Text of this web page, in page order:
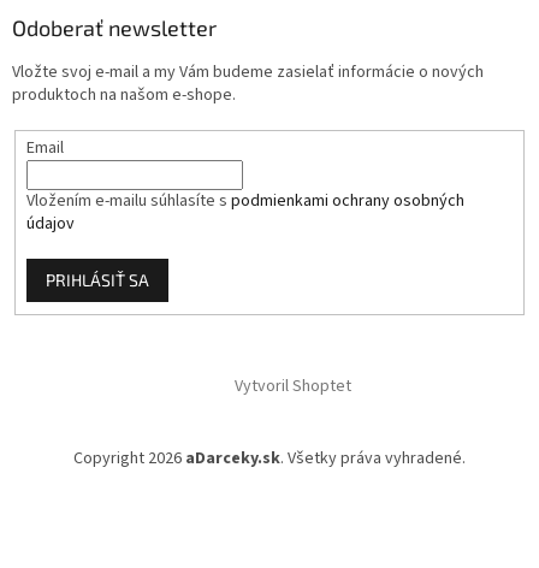
Odoberať newsletter
Vložte svoj e-mail a my Vám budeme zasielať informácie o nových
produktoch na našom e-shope.
Email
Vložením e-mailu súhlasíte s podmienkami ochrany osobných
údajov
PRIHLÁSIŤ SA
Vytvoril Shoptet
Copyright 2026 aDarceky.sk. Všetky práva vyhradené.